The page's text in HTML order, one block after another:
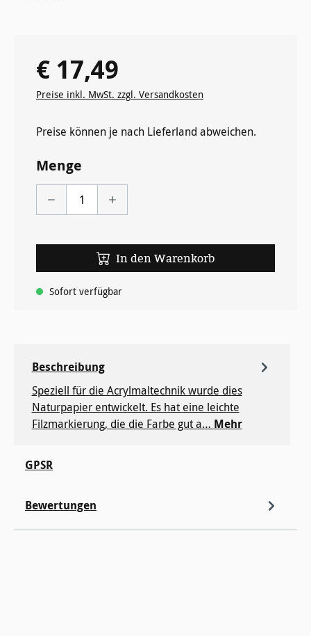
Regulärer Preis:
€ 17,49
Preise inkl. MwSt. zzgl. Versandkosten
Preise können je nach Lieferland abweichen.
Menge
In den Warenkorb
Sofort verfügbar
Beschreibung
Speziell für die Acrylmaltechnik wurde dies
Naturpapier entwickelt. Es hat eine leichte
Filzmarkierung, die die Farbe gut a… Mehr
GPSR
Bewertungen